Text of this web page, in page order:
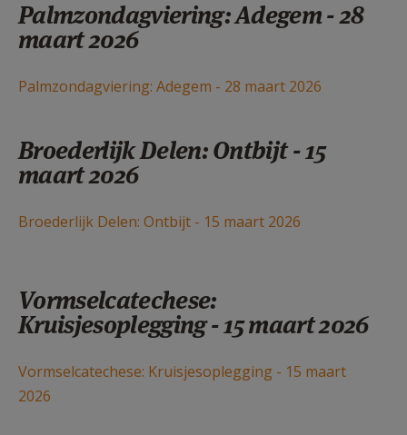
Palmzondagviering: Adegem - 28
maart 2026
Palmzondagviering: Adegem - 28 maart 2026
Broederlijk Delen: Ontbijt - 15
maart 2026
Broederlijk Delen: Ontbijt - 15 maart 2026
Vormselcatechese:
Kruisjesoplegging - 15 maart 2026
Vormselcatechese: Kruisjesoplegging - 15 maart
2026